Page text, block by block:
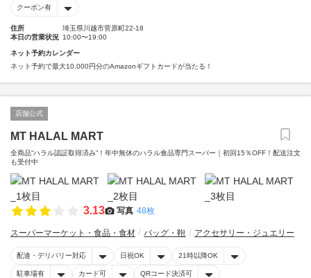
クーポン有
住所
埼玉県川越市菅原町22-18
本日の営業状況 10:00〜19:00
ネット予約カレンダー
ネット予約で最大10,000円分のAmazonギフトカードが当たる！
店舗公式
MT HALAL MART
全商品“ハラル認証取得済み”！年中無休のハラル食品専門スーパー｜初回15％OFF！配送注文
も受付中
3.13 写真 48枚
スーパーマーケット・食品・食材 バッグ・鞄 アクセサリー・ジュエリー
配達・デリバリー対応 日祝OK 21時以降OK
駐車場有 カード可 QRコード決済可